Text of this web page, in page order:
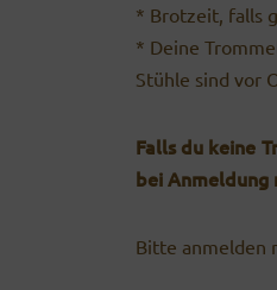
* Brotzeit, falls
* Deine
Stühle sind vor
Falls du keine
bei Anmeldung
Bitte anmelden